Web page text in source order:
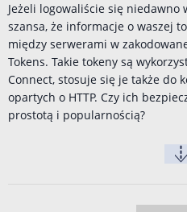
Jeżeli logowaliście się
szansa, że informacje o waszej
między serwerami w
Tokens. Takie tokeny są
Connect, stosuje się je także do
opartych o HTTP. Czy ich
prostotą i popularnością?